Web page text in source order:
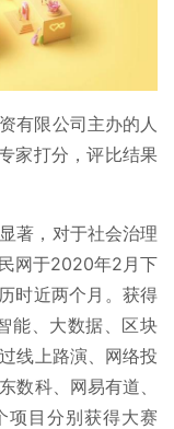
限公司主办的人
家打分，评比结果
著，对于社会治理
网于2020年2月下
时近两个月。获得
能、大数据、区块
线上路演、网络投
数科、网易有道、
项目分别获得大赛